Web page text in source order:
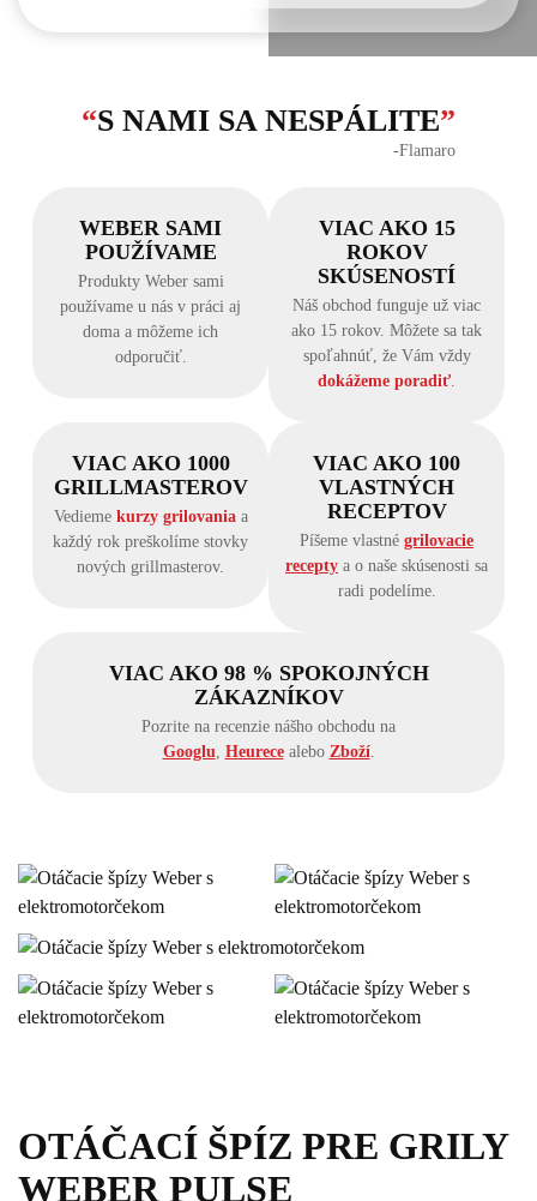
“S NAMI SA NESPÁLITE”
‐Flamaro
WEBER SAMI
POUŽÍVAME
Produkty Weber sami
používame u nás v práci aj
doma a môžeme ich
odporučiť.
VIAC AKO 15
ROKOV
SKÚSENOSTÍ
Náš obchod funguje už viac
ako 15 rokov. Môžete sa tak
spoľahnúť, že Vám vždy
dokážeme poradiť.
VIAC AKO 1000
GRILLMASTEROV
Vedieme kurzy grilovaniaa
každý rok preškolíme stovky
nových grillmasterov.
VIAC AKO 100
VLASTNÝCH
RECEPTOV
Píšeme vlastné grilovacie
recepty a o naše skúsenosti sa
radi podelíme.
VIAC AKO 98 % SPOKOJNÝCH
ZÁKAZNÍKOV
Pozrite na recenzie nášho obchodu na
Googlu, Heurecealebo Zboží.
OTÁČACÍ ŠPÍZ PRE GRILY
WEBER PULSE